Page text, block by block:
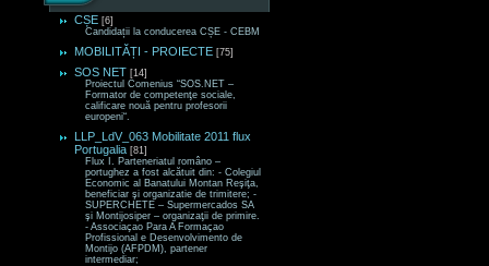
CȘE [6]
Candidații la conducerea CȘE - CEBM
MOBILITĂȚI - PROIECTE [75]
SOS NET [14]
Proiectul Comenius “SOS.NET –
Formator de competenţe sociale,
calificare nouă pentru profesorii
europeni“.
LLP_LdV_063 Mobilitate 2011 flux
Portugalia [81]
Flux I. Parteneriatul româno –
portughez a fost alcătuit din: - Colegiul
Economic al Banatului Montan Reşiţa,
beneficiar şi organizatie de trimitere; -
SUPERCHETE – Supermercados SA
şi Montijosiper – organizaţii de primire.
- Associaçao Para A Formaçao
Profissional e Desenvolvimento de
Montijo (AFPDM), partener
intermediar;